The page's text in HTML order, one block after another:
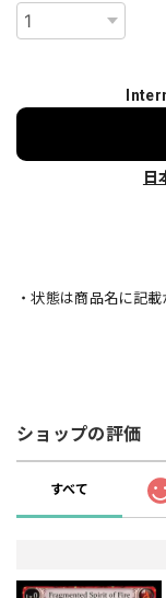
日
・状態は商品名に記
ショップの評価
すべて